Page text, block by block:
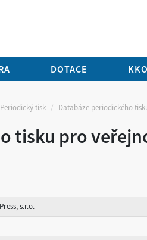
DOTACE KKO
Periodický tisk Databáze periodického
tisku pro
s.r.o.